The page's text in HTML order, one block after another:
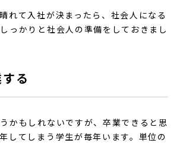
れて入社が決まったら、社会人になる
っかりと社会人の準備をしておきまし
る
うかもしれないですが、卒業できると思
してしまう学生が毎年います。単位の